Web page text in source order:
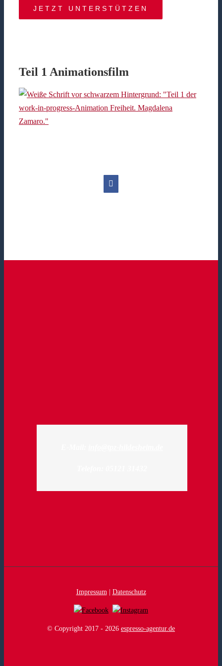
JETZT UNTERSTÜTZEN
Teil 1 Animationsfilm
Facebook
Impressum| Datenschutz
© Copyright 2017 - 2026 espresso-agentur.de